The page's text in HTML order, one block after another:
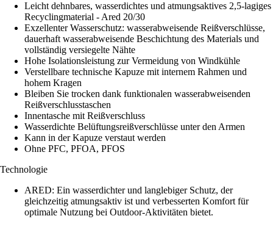
Leicht dehnbares, wasserdichtes und atmungsaktives 2,5-lagiges
Recyclingmaterial - Ared 20/30
Exzellenter Wasserschutz: wasserabweisende Reißverschlüsse,
dauerhaft wasserabweisende Beschichtung des Materials und
vollständig versiegelte Nähte
Hohe Isolationsleistung zur Vermeidung von Windkühle
Verstellbare technische Kapuze mit internem Rahmen und
hohem Kragen
Bleiben Sie trocken dank funktionalen wasserabweisenden
Reißverschlusstaschen
Innentasche mit Reißverschluss
Wasserdichte Belüftungsreißverschlüsse unter den Armen
Kann in der Kapuze verstaut werden
Ohne PFC, PFOA, PFOS
Technologie
ARED: Ein wasserdichter und langlebiger Schutz, der
gleichzeitig atmungsaktiv ist und verbesserten Komfort für
optimale Nutzung bei Outdoor-Aktivitäten bietet.